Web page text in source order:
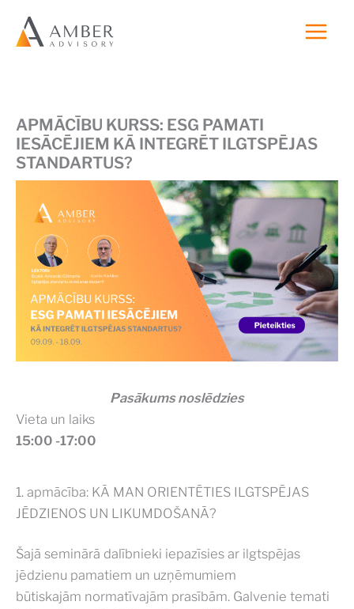
APMĀCĪBU KURSS: ESG PAMATI
IESĀCĒJIEM KĀ INTEGRĒT ILGTSPĒJAS
STANDARTUS?
Pasākums noslēdzies
Vieta un laiks
15:00 -17:00
1. apmācība: KĀ MAN ORIENTĒTIES ILGTSPĒJAS
JĒDZIENOS UN LIKUMDOŠANĀ?
Šajā seminārā dalībnieki iepazīsies ar ilgtspējas
jēdzienu pamatiem un uzņēmumiem
būtiskajām normatīvajām prasībām. Galvenie temati